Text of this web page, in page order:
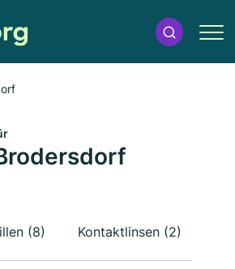
(8) Kontaktlinsen (2)